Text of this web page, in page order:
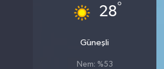
28°
Güneşli
Nem: %53